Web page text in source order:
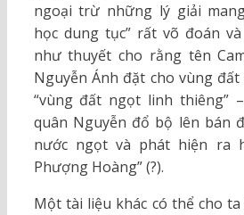
ngoại trừ những lý giải
học dung tục” rất võ đoán
như thuyết cho rằng tên
Nguyễn Ánh đặt cho vùng
“vùng đất ngọt linh thiêng”
quân Nguyễn đổ bộ lên bán
nước ngọt và phát hiện ra
Phượng Hoàng” (?).
Một tài liệu khác có thể cho